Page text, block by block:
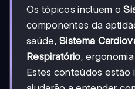
Os tópicos incluem o
componentes da
saúde,Sistema
Respiratório,
Estes conteúdos estão